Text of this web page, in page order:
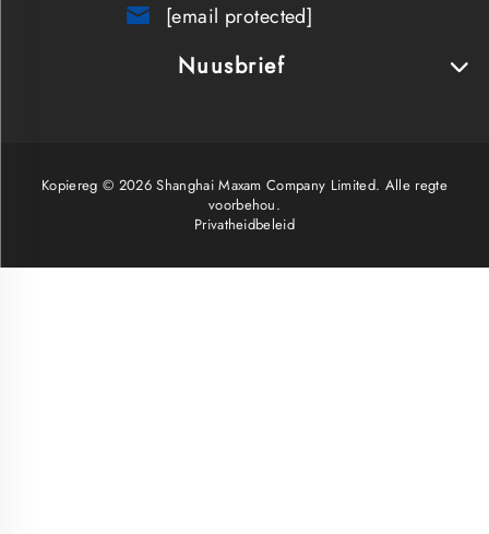
 [email protected]
Nuusbrief
Kopiereg © 2026 Shanghai Maxam Company Limited. Alle regte
voorbehou.
Privatheidbeleid